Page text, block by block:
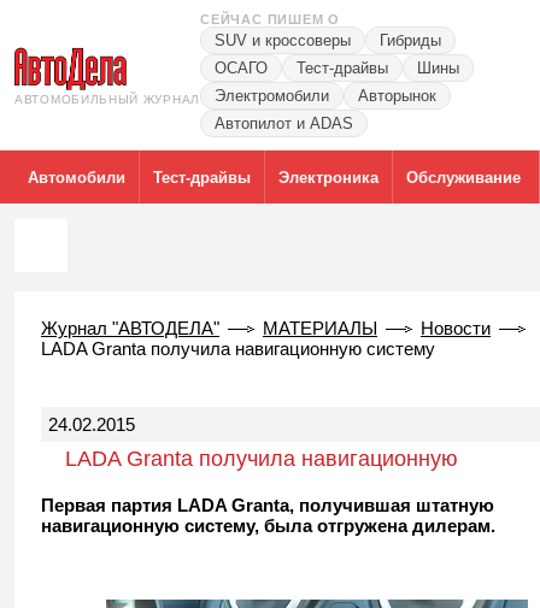
АВТОМОБИЛЬНЫЙ ЖУРНАЛ
СЕЙЧАС ПИШЕМ О
SUV и кроссоверы
Гибриды
ОСАГО
Тест-драйвы
Шины
Электромобили
Авторынок
Автопилот и ADAS
Автомобили Тест-драйвы Электроника Обслуживание
Журнал "АВТОДЕЛА" МАТЕРИАЛЫ
Новости
LADA Granta получила навигационную систему
24.02.2015
LADA Granta получила навигационную
Первая партия LADA Granta, получившая штатную
навигационную систему, была отгружена дилерам.